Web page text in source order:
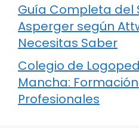
Guía Completa del
Asperger según
Necesitas Saber
Colegio de
Mancha:
Profesionales